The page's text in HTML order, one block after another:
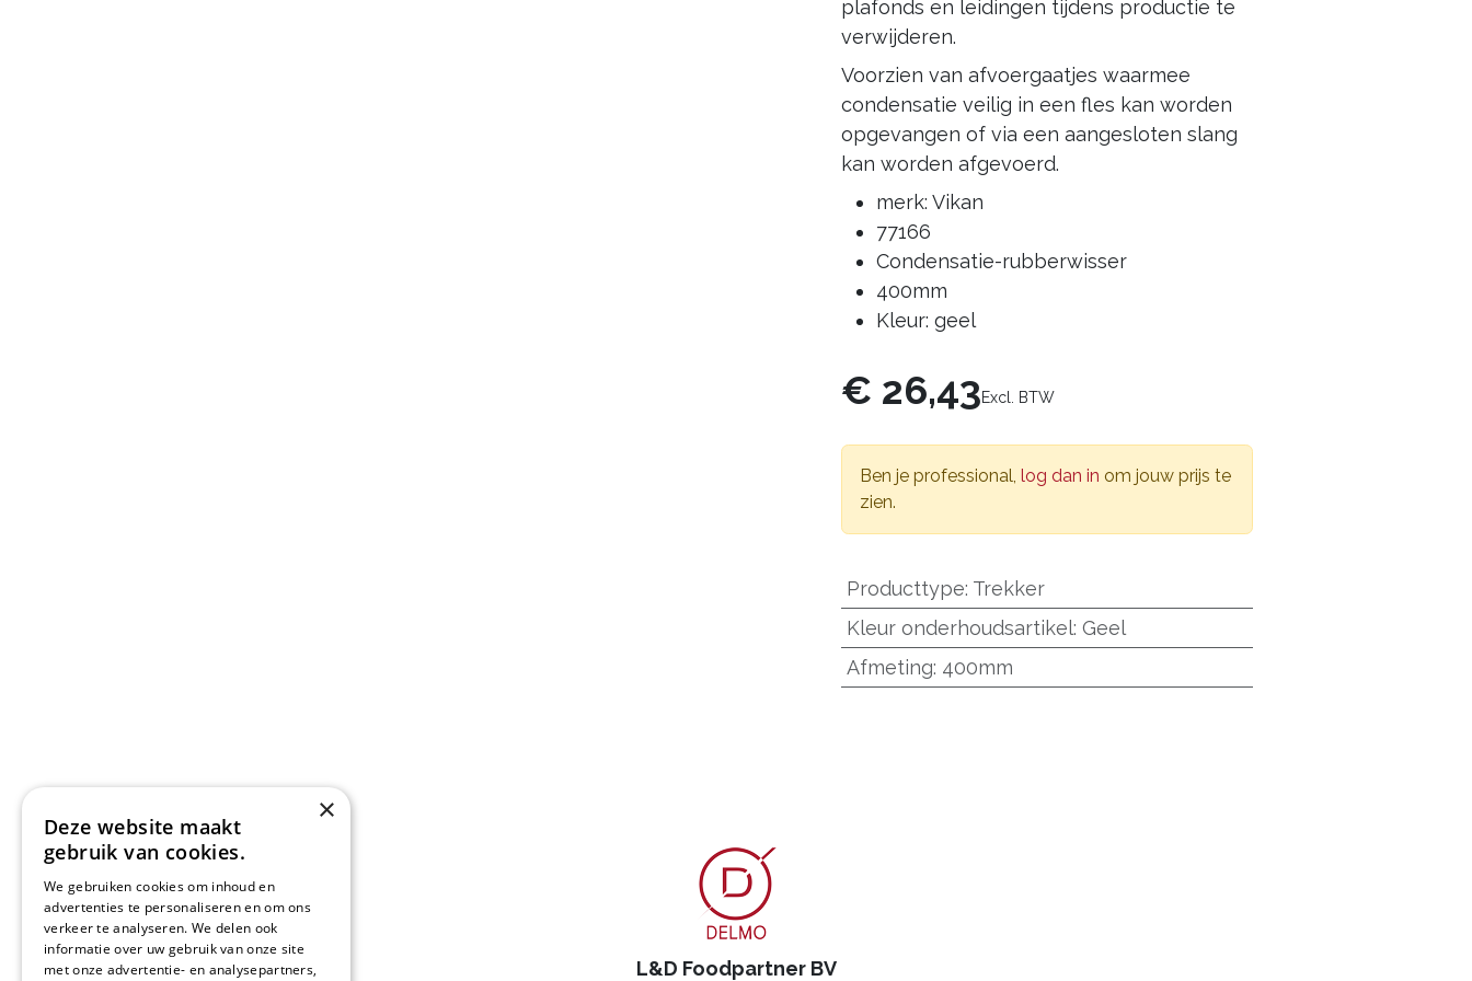
plafonds en leidingen tijdens productie te
verwijderen.
Voorzien van afvoergaatjes waarmee
condensatie veilig in een fles kan worden
opgevangen of via een aangesloten slang
kan worden afgevoerd.
merk: Vikan
77166
Condensatie-rubberwisser
400mm
Kleur: geel
€ 26,43Excl. BTW
Ben je professional,log dan in om jouw prijs te
zien.
Producttype: Trekker
Kleur onderhoudsartikel:Geel
Afmeting: 400mm
L&D Foodpartner BV
×
Deze website maakt
gebruik van cookies.
We gebruiken cookies om inhoud en
advertenties te personaliseren en om ons
verkeer te analyseren. We delen ook
informatie over uw gebruik van onze site
met onze advertentie- en analysepartners,